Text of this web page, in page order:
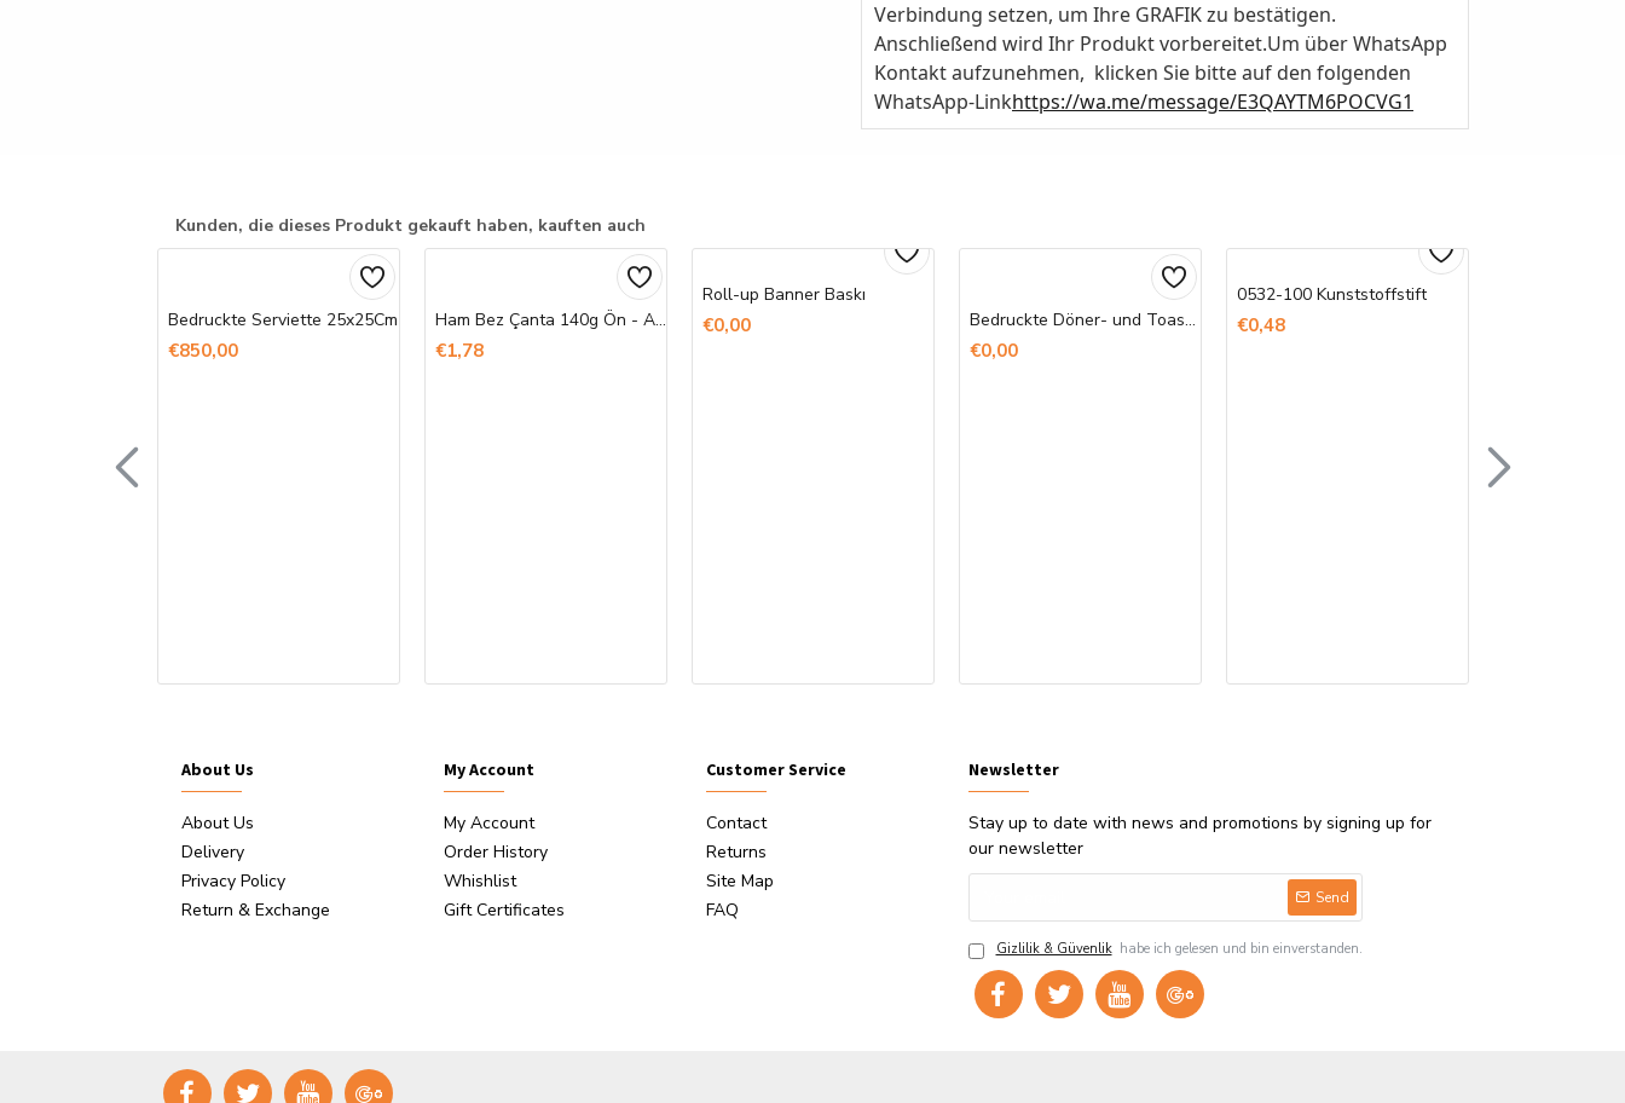
Verbindung setzen, um Ihre GRAFIK zu bestätigen.
Anschließend wird Ihr Produkt vorbereitet.Um über WhatsApp
Kontakt aufzunehmen, klicken Sie bitte auf den folgenden
WhatsApp-Linkhttps://wa.me/message/E3QAYTM6POCVG1
Kunden, die dieses Produkt gekauft haben, kauften auch
Bedruckte Serviette 25x25Cm
€850,00
Ham Bez Çanta 140g Ön - Arka Baskı
€1,78
Roll-up Banner Baskı
€0,00 Bedruckte Döner- und Toast-Tüten
€0,00
0532-100 Kunststoffstift
€0,48
About Us
About Us
Delivery
Privacy Policy
Return & Exchange
My Account
My Account
Order History
Whishlist
Gift Certificates
Customer Service
Contact
Returns
Site Map
FAQ
Newsletter
Stay up to date with news and promotions by signing up for
our newsletter
Send
Gizlilik & Güvenlik habe ich gelesen und bin einverstanden.